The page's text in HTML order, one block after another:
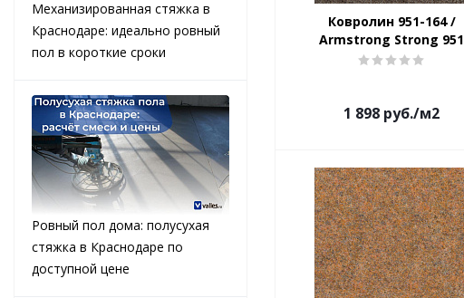
Ковролин 951-164 /
Armstrong Strong 951
1 898 руб./м2
Механизированная стяжка в
Краснодаре: идеально ровный
пол в короткие сроки
Ровный пол дома: полусухая
стяжка в Краснодаре по
доступной цене